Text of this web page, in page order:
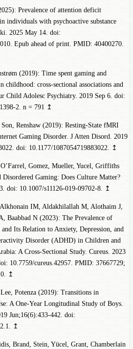
Prevalence of attention deficit
individuals with psychoactive substance
2025 May 14. doi:
Epub ahead of print. PMID: 40400270.
(2019): Time spent gaming and
childhood: cross-sectional associations and
Child Adolesc Psychiatry. 2019 Sep 6. doi:
2. n = 791 ↥
Renshaw (2019): Resting-State fMRI
Gaming Disorder. J Atten Disord. 2019
doi: 10.1177/1087054719883022. ↥
Gomez, Mueller, Yucel, Griffiths
Gaming: Does Culture Matter?
doi: 10.1007/s11126-019-09702-8. ↥
IM, Aldakhilallah M, Alothaim J,
Baabbad N (2023): The Prevalence of
Its Relation to Anxiety, Depression, and
Disorder (ADHD) in Children and
A Cross-Sectional Study. Cureus. 2023
10.7759/cureus.42957. PMID: 37667729;
↥
Potenza (2019): Transitions in
A One-Year Longitudinal Study of Boys.
Jun;16(6):433-442. doi:
↥
Brand, Stein, Yücel, Grant, Chamberlain